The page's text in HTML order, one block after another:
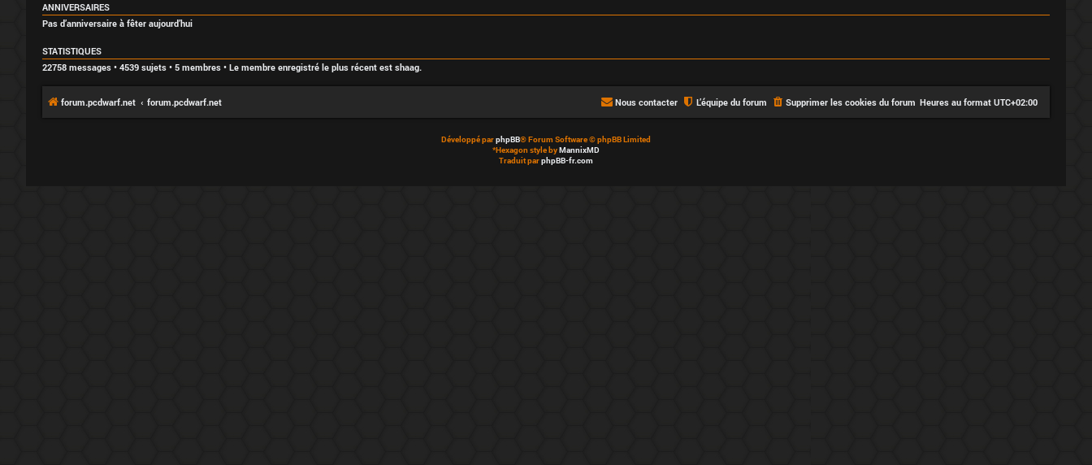
ANNIVERSAIRES
Pas d’anniversaire à fêter aujourd’hui
STATISTIQUES
22758 messages • 4539 sujets • 5 membres • Le membre enregistré le plus récent est shaag.
forum.pcdwarf.net forum.pcdwarf.net Heures au format UTC+02:00
Supprimer les cookies du forum
L’équipe du forum
Nous contacter
Développé parphpBB® Forum Software © phpBB Limited
*Hexagon style byMannixMD
Traduit parphpBB-fr.com